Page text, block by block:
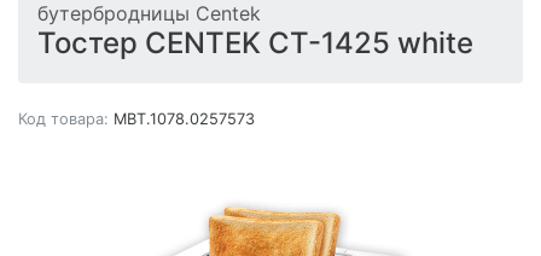
бутербродницы Centek
Тостер CENTEK CT-1425 white
Код товара: MBT.1078.0257573